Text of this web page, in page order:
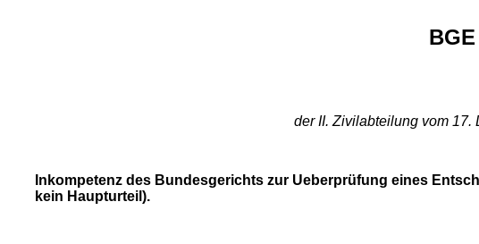
der II. Zivilabteilung vom 17.
Inkompetenz des Bundesgerichts zur Ueberprüfung eines
kein Haupturteil).